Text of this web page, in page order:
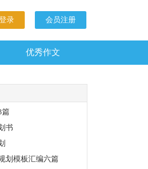
录 会员注册
优秀作文
篇
书
划模板汇编六篇